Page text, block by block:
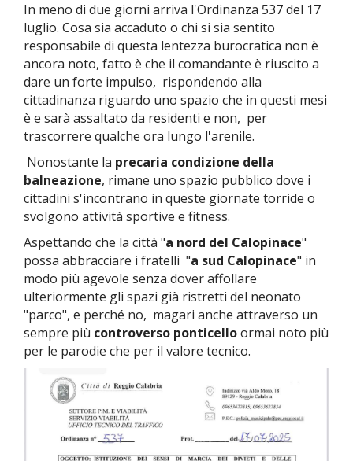
In meno di due giorni arriva l'Ordinanza 537 del 17
luglio. Cosa sia accaduto o chi si sia sentito
responsabile di questa lentezza burocratica non è
ancora noto, fatto è che il comandante è riuscito a
dare un forte impulso, rispondendo alla
cittadinanza riguardo uno spazio che in questi mesi
è e sarà assaltato da residenti e non, per
trascorrere qualche ora lungo l'arenile.
Nonostante la precaria condizione della
balneazione, rimane uno spazio pubblico dove i
cittadini s'incontrano in queste giornate torride o
svolgono attività sportive e fitness.
Aspettando che la città "a nord del Calopinace"
possa abbracciare i fratelli "a sud Calopinace" in
modo più agevole senza dover affollare
ulteriormente gli spazi già ristretti del neonato
"parco", e perché no, magari anche attraverso un
sempre più controverso ponticelloormai noto più
per le parodie che per il valore tecnico.